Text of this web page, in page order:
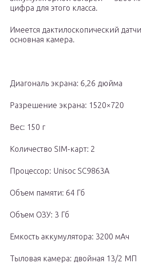
цифра для этого класса.
Имеется дактилоскопический
основная камера.
Диагональ экрана: 6,26 дюйма
Разрешение экрана: 1520×720
Вес: 150 г
Количество SIM-карт: 2
Процессор: Unisoc SC9863A
Объем памяти: 64 Гб
Объем ОЗУ: 3 Гб
Емкость аккумулятора: 3200 мАч
Тыловая камера: двойная 13/2 МП